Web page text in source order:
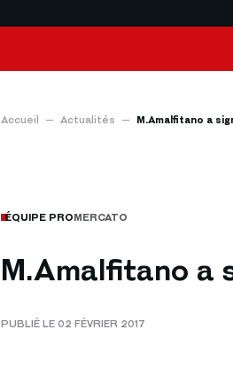
Accueil Actualités M.Amalfitano a
ÉQUIPE PROMERCATO
M.Amalfitano a
PUBLIÉ LE 02 FÉVRIER 2017